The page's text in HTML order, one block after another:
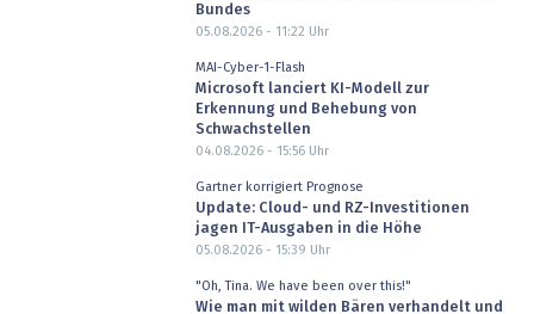
Bundes
05.08.2026 - 11:22 Uhr
MAI-Cyber-1-Flash
Microsoft lanciert KI-Modell zur
Erkennung und Behebung von
Schwachstellen
04.08.2026 - 15:56Uhr
Gartner korrigiert Prognose
Update: Cloud- und RZ-Investitionen
jagen IT-Ausgaben in die Höhe
05.08.2026 - 15:39 Uhr
"Oh, Tina. We have been over this!"
Wie man mit wilden Bären verhandelt und